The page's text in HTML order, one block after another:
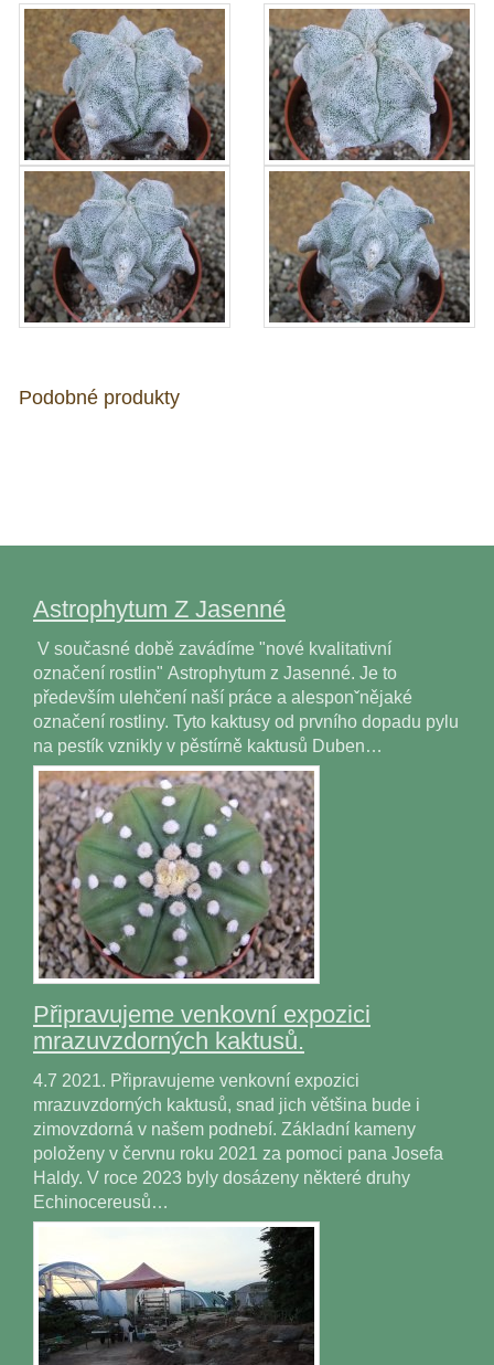
Podobné produkty
Astrophytum Z Jasenné
V současné době zavádíme "nové kvalitativní
označení rostlin" Astrophytum z Jasenné. Je to
především ulehčení naší práce a alesponˇnějaké
označení rostliny. Tyto kaktusy od prvního dopadu pylu
na pestík vznikly v pěstírně kaktusů Duben…
Připravujeme venkovní expozici
mrazuvzdorných kaktusů.
4.7 2021. Připravujeme venkovní expozici
mrazuvzdorných kaktusů, snad jich většina bude i
zimovzdorná v našem podnebí. Základní kameny
položeny v červnu roku 2021 za pomoci pana Josefa
Haldy. V roce 2023 byly dosázeny některé druhy
Echinocereusů…